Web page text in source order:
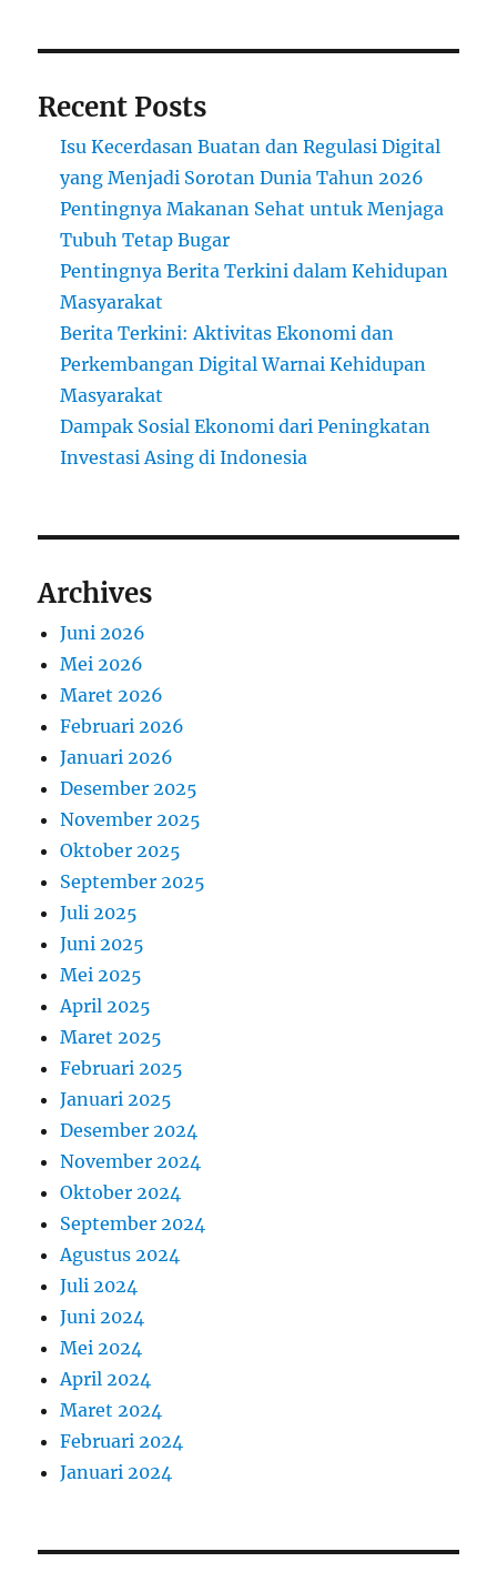
Recent Posts
Isu Kecerdasan Buatan dan Regulasi Digital
yang Menjadi Sorotan Dunia Tahun 2026
Pentingnya Makanan Sehat untuk Menjaga
Tubuh Tetap Bugar
Pentingnya Berita Terkini dalam Kehidupan
Masyarakat
Berita Terkini: Aktivitas Ekonomi dan
Perkembangan Digital Warnai Kehidupan
Masyarakat
Dampak Sosial Ekonomi dari Peningkatan
Investasi Asing di Indonesia
Archives
Juni 2026
Mei 2026
Maret 2026
Februari 2026
Januari 2026
Desember 2025
November 2025
Oktober 2025
September 2025
Juli 2025
Juni 2025
Mei 2025
April 2025
Maret 2025
Februari 2025
Januari 2025
Desember 2024
November 2024
Oktober 2024
September 2024
Agustus 2024
Juli 2024
Juni 2024
Mei 2024
April 2024
Maret 2024
Februari 2024
Januari 2024